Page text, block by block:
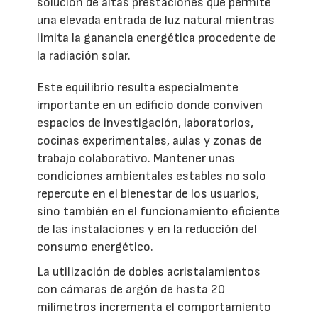
una elevada entrada de luz natural mientras
limita la ganancia energética procedente de
la radiación solar.
Este equilibrio resulta especialmente
importante en un edificio donde conviven
espacios de investigación, laboratorios,
cocinas experimentales, aulas y zonas de
trabajo colaborativo. Mantener unas
condiciones ambientales estables no solo
repercute en el bienestar de los usuarios,
sino también en el funcionamiento eficiente
de las instalaciones y en la reducción del
consumo energético.
La utilización de dobles acristalamientos
con cámaras de argón de hasta 20
milímetros incrementa el comportamiento